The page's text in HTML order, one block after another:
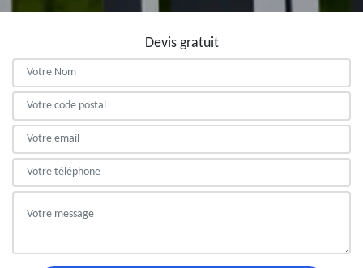
Devis gratuit